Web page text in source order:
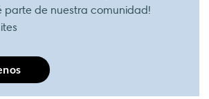
parte de nuestra comunidad!